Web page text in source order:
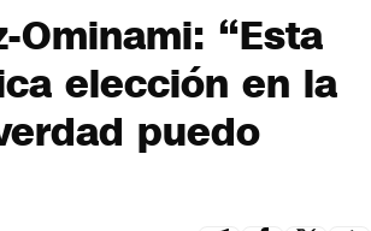
Ominami: “Esta
elección en la
puedo